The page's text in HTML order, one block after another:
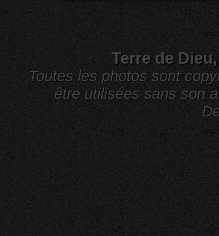
Terre de
Toutes les photos sont
être utilisées sans son